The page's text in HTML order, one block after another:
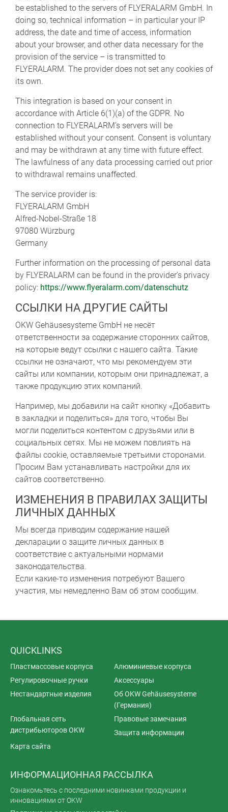
be established to the servers of FLYERALARM GmbH. In
doing so, technical information – in particular your IP
address, the date and time of access, information
about your browser, and other data necessary for the
provision of the service – is transmitted to
FLYERALARM. The provider does not set any cookies of
its own.
This integration is based on your consent in
accordance with Article 6(1)(a) of the GDPR. No
connection to FLYERALARM’s servers will be
established without your consent. Consent is voluntary
and may be withdrawn at any time with future effect.
The lawfulness of any data processing carried out prior
to withdrawal remains unaffected.
The service provider is:
FLYERALARM GmbH
Alfred-Nobel-Straße 18
97080 Würzburg
Germany
Further information on the processing of personal data
by FLYERALARM can be found in the provider’s privacy
policy: https://www.flyeralarm.com/datenschutz
ССЫЛКИ НА ДРУГИЕ САЙТЫ
OKW Gehäusesysteme GmbH не несёт
ответственности за содержание сторонних сайтов,
на которые ведут ссылки с нашего сайта. Такие
ссылки не означают, что мы рекомендуем эти
сайты или компании, которым они принадлежат, а
также продукцию этих компаний.
Например, мы добавили на сайт кнопку «Добавить
в закладки и поделиться» для того, чтобы Вы
могли поделиться контентом с друзьями или в
социальных сетях. Мы не можем повлиять на
файлы cookie, оставляемые третьими сторонами.
Просим Вам устанавливать настройки для их
сайтов соответственно.
ИЗМЕНЕНИЯ В ПРАВИЛАХ ЗАЩИТЫ
ЛИЧНЫХ ДАННЫХ
Мы всегда приводим содержание нашей
декларации о защите личных данных в
соответствие с актуальными нормами
законодательства.
Если какие-то изменения потребуют Вашего
участия, мы немедленно Вам об этом сообщим.
QUICKLINKS
Пластмассовые корпуса
Алюминиевые корпуса
Регулировочные ручки
Аксессуары
Нестандартные изделия
Об OKW Gehäusesysteme
(Германия)
Глобальная сеть
дистрибьюторов OKW
Правовые замечания
Защита информации
Карта сайта
ИНФОРМАЦИОННАЯ РАССЫЛКА
Ознакомьтесь с последними новинками продукции и
инновациями от OKW